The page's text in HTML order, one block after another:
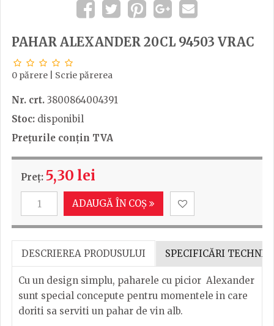
PAHAR ALEXANDER 20CL 94503 VRAC
0 părere Scrie părerea
Nr. crt. 3800864004391
Stoc: disponibil
Prețurile conțin TVA
Preț: 5,30 lei
ADAUGĂ ÎN COȘ
DESCRIEREA PRODUSULUI SPECIFICĂRI
Cu un design simplu, paharele cu picior Alexander
sunt special concepute pentru momentele in care
doriti sa serviti un pahar de vin alb.